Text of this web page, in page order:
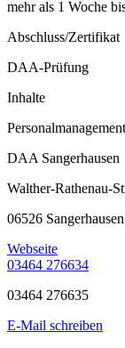
mehr als 1 Woche
Abschluss/Zertifikat
DAA-Prüfung
Inhalte
DAA Sangerhausen
Walther-Rathenau-
06526 Sangerhausen
Webseite
03464 276634
03464 276635
E-Mail schreiben